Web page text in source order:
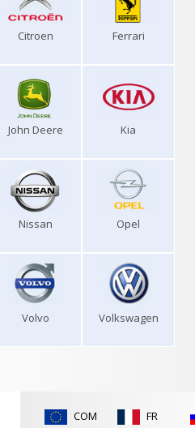
Citroen Ferrari
John Deere Kia
Nissan Opel
Volvo Volkswagen
COM FR